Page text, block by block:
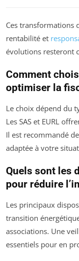
Ces transformations
rentabilité et
évolutions resteront
Comment
optimiser la
Le choix dépend du
Les SAS et EURL
Il est recommandé
adaptée à votre
Quels sont les
pour réduire
Les principaux
transition
associations. Une
essentiels pour en